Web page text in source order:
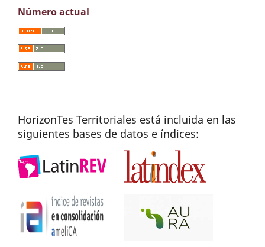
Número actual
HorizonTes Territoriales está incluida en las
siguientes bases de datos e índices: